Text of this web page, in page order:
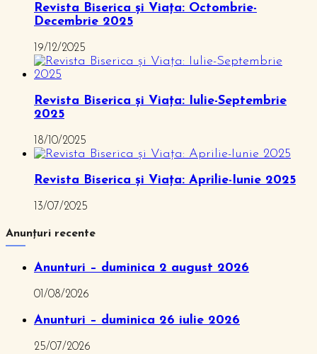
Revista Biserica și Viața: Octombrie-
Decembrie 2025
19/12/2025
Revista Biserica și Viața: Iulie-Septembrie
2025
18/10/2025
Revista Biserica și Viața: Aprilie-Iunie 2025
13/07/2025
Anunțuri recente
Anunturi – duminica 2 august 2026
01/08/2026
Anunturi – duminica 26 iulie 2026
25/07/2026